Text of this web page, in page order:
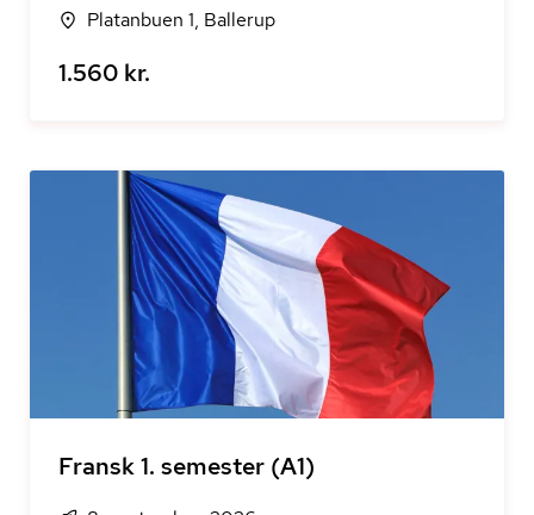
Platanbuen 1, Ballerup
1.560 kr.
Fransk 1. semester (A1)